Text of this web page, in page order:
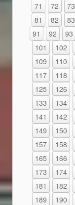
71
72 73
81
82 83
91
92 93
101
102
109
110
117
118
125
126
133
134
141
142
149
150
157
158
165
166
173
174
181
182
189
190